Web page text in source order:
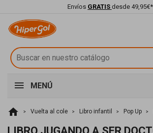
Envíos GRATIS desde 49,95€*
MENÚ
home Vuelta al cole Libro infantil Pop Up